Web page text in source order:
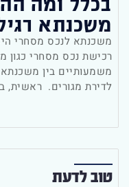
משכנתא
משכנתא לנכס מסחרי
רכישת נכס מסחרי כגון
משמעותיים בין
לדירת מגורים. ראשית,
טוב לדעת